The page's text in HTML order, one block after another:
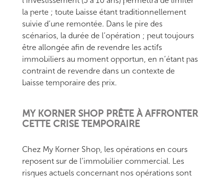
la perte ; toute baisse étant traditionnellement
suivie d’une remontée. Dans le pire des
scénarios, la durée de l’opération ; peut toujours
être allongée afin de revendre les actifs
immobiliers au moment opportun, en n’étant pas
contraint de revendre dans un contexte de
baisse temporaire des prix.
MY KORNER SHOP PRÊTE À AFFRONTER
CETTE CRISE TEMPORAIRE
Chez My Korner Shop, les opérations en cours
reposent sur de l’immobilier commercial. Les
risques actuels concernant nos opérations sont